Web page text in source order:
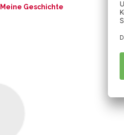
Meine Geschichte